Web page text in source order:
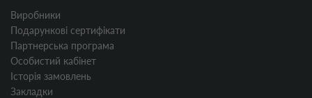
Виробники
Подарункові сертифікати
Партнерська програма
Особистий кабінет
Історія замовлень
Закладки